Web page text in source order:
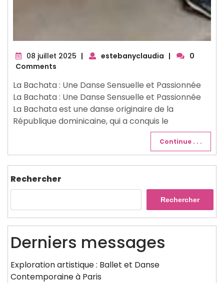
08 juillet 2025 08
| estebanyclaudia |
0
Comments
La Bachata : Une Danse Sensuelle et Passionnée
La Bachata : Une Danse Sensuelle et Passionnée
La Bachata est une danse originaire de la
République dominicaine, qui a conquis le
Continue . . .
Rechercher
Rechercher
Derniers messages
Exploration artistique : Ballet et Danse
Contemporaine à Paris